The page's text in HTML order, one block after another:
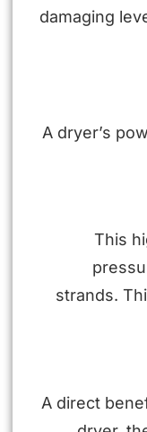
damaging
A dryer’s
This
strands.
A direct